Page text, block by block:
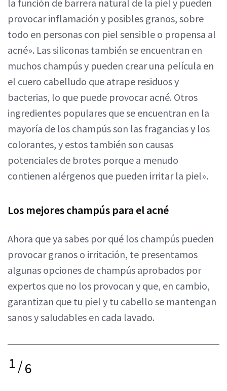
la función de barrera natural de la piel y pueden
provocar inflamación y posibles granos, sobre
todo en personas con piel sensible o propensa al
acné». Las siliconas también se encuentran en
muchos champús y pueden crear una película en
el cuero cabelludo que atrape residuos y
bacterias, lo que puede provocar acné. Otros
ingredientes populares que se encuentran en la
mayoría de los champús son las fragancias y los
colorantes, y estos también son causas
potenciales de brotes porque a menudo
contienen alérgenos que pueden irritar la piel».
Los mejores champús para el acné
Ahora que ya sabes por qué los champús pueden
provocar granos o irritación, te presentamos
algunas opciones de champús aprobados por
expertos que no los provocan y que, en cambio,
garantizan que tu piel y tu cabello se mantengan
sanos y saludables en cada lavado.
1/6